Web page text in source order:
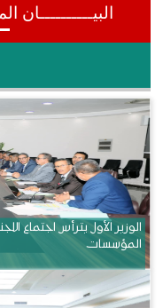
الوزير الأول يترأس اجتماع
المؤسسات